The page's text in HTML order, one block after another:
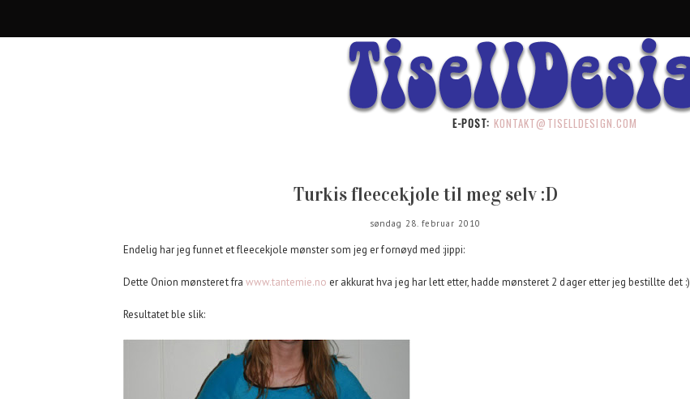
E-POST: KONTAKT@TISELLDESIGN.COM
Turkis fleecekjole til meg selv :D
søndag 28. februar 2010
Endelig har jeg funnet et fleecekjole mønster som jeg er fornøyd med :jippi:
Dette Onion mønsteret fra www.tantemie.no er akkurat hva jeg har lett etter, hadde mønsteret 2 dager etter jeg bestillte det :)
Resultatet ble slik: